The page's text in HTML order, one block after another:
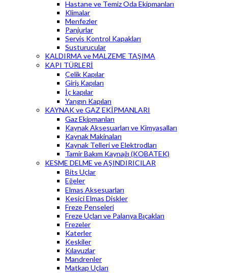
Hastane ve Temiz Oda Ekipmanları
Klimalar
Menfezler
Panjurlar
Servis Kontrol Kapakları
Susturucular
KALDIRMA ve MALZEME TAŞIMA
KAPI TÜRLERİ
Çelik Kapılar
Giriş Kapıları
İç kapılar
Yangın Kapıları
KAYNAK ve GAZ EKİPMANLARI
Gaz Ekipmanları
Kaynak Aksesuarları ve Kimyasalları
Kaynak Makinaları
Kaynak Telleri ve Elektrodları
Tamir Bakım Kaynağı (KOBATEK)
KESME DELME ve AŞINDIRICILAR
Bits Uçlar
Eğeler
Elmas Aksesuarları
Kesici Elmas Diskler
Freze Penseleri
Freze Uçları ve Palanya Bıçakları
Frezeler
Katerler
Keskiler
Kılavuzlar
Mandrenler
Matkap Uçları